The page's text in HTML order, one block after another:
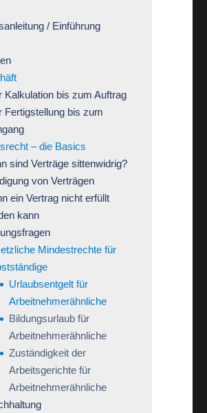
/ Einführung
Kalkulation bis zum Auftrag
Fertigstellung bis zum
– die Basics
sind Verträge sittenwidrig?
von Verträgen
ein Vertrag nicht erfüllt
kann
Mindestrechte für
Urlaubsentgelt für
Arbeitnehmerähnliche
Bildungsurlaub für
Arbeitnehmerähnliche
Zuständigkeit der
Arbeitsgerichte für
Arbeitnehmerähnliche